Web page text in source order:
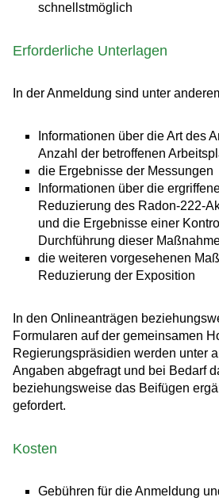
schnellstmöglich
Erforderliche Unterlagen
In der Anmeldung sind unter
Informationen über die Art des
Anzahl der betroffenen
die Ergebnisse der Messungen
Informationen über die
Reduzierung des Radon-222-
und die Ergebnisse einer
Durchführung dieser
die weiteren vorgesehenen
Reduzierung der Exposition
In den Onlineanträgen
Formularen aufder gemeinsamen
Regierungspräsidien werden unter
Angaben abgefragt und bei Bedarf
beziehungsweise das Beifügen
gefordert.
Kosten
Gebühren für die Anmeldung